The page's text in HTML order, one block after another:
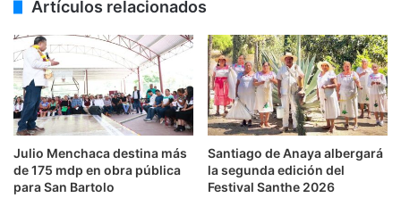
Artículos relacionados
Julio Menchaca destina más
de 175 mdp en obra pública
para San Bartolo
Santiago de Anaya albergará
la segunda edición del
Festival Santhe 2026